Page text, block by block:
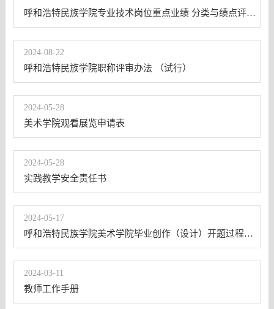
呼和浩特民族学院专业技术岗位重点业绩 分类与绩点评价参考
2024-08-22
呼和浩特民族学院职称评审办法 （试行）
2024-05-28
美术学院观看展览申请表
2024-05-28
实践教学安全责任书
2024-05-17
呼和浩特民族学院美术学院毕业创作（设计）开题过程记录
2024-03-11
教师工作手册